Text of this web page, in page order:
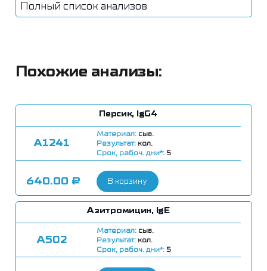
Полный список анализов
Похожие анализы:
Персик, IgG4
А1241
Материал: сыв.
Результат: кол.
Срок, рабоч. дни*: 5
640.00 ₽ В корзину
Азитромицин, IgE
А502
Материал: сыв.
Результат: кол.
Срок, рабоч. дни*: 5